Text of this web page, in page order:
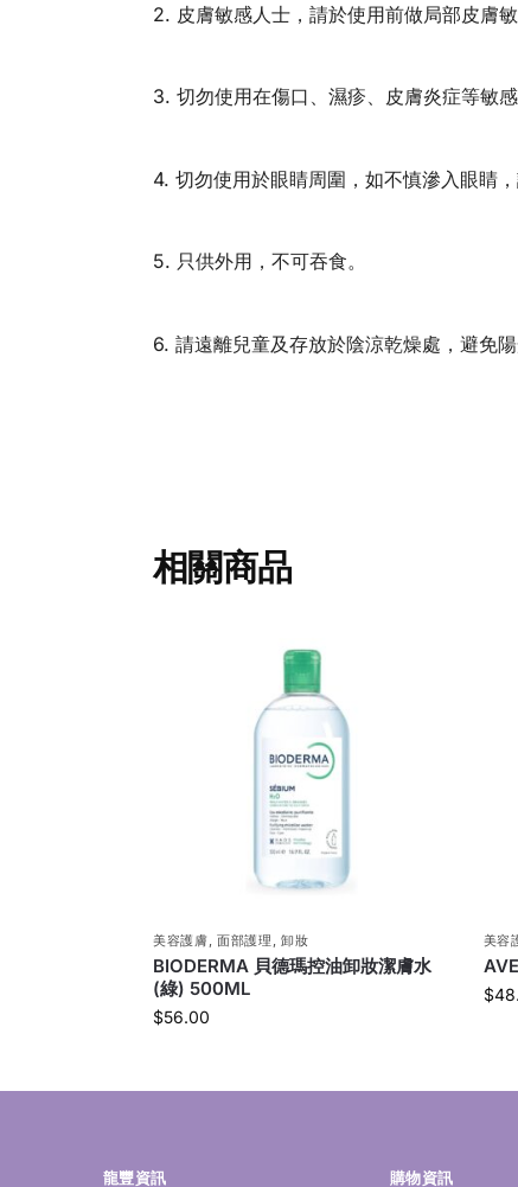
2. 皮膚敏感人士，請於使用前做局部皮膚
3. 切勿使用在傷口、濕疹、皮膚炎症等敏感
4. 切勿使用於眼睛周圍，如不慎滲入眼睛，
5. 只供外用，不可吞食。
6. 請遠離兒童及存放於陰涼乾燥處，避免陽
相關商品
美容護膚 ,面部護理 ,卸妝
BIODERMA 貝德瑪控油卸妝潔膚水
(綠) 500ML
$56.00
美容
$
龍豐資訊 購物資訊